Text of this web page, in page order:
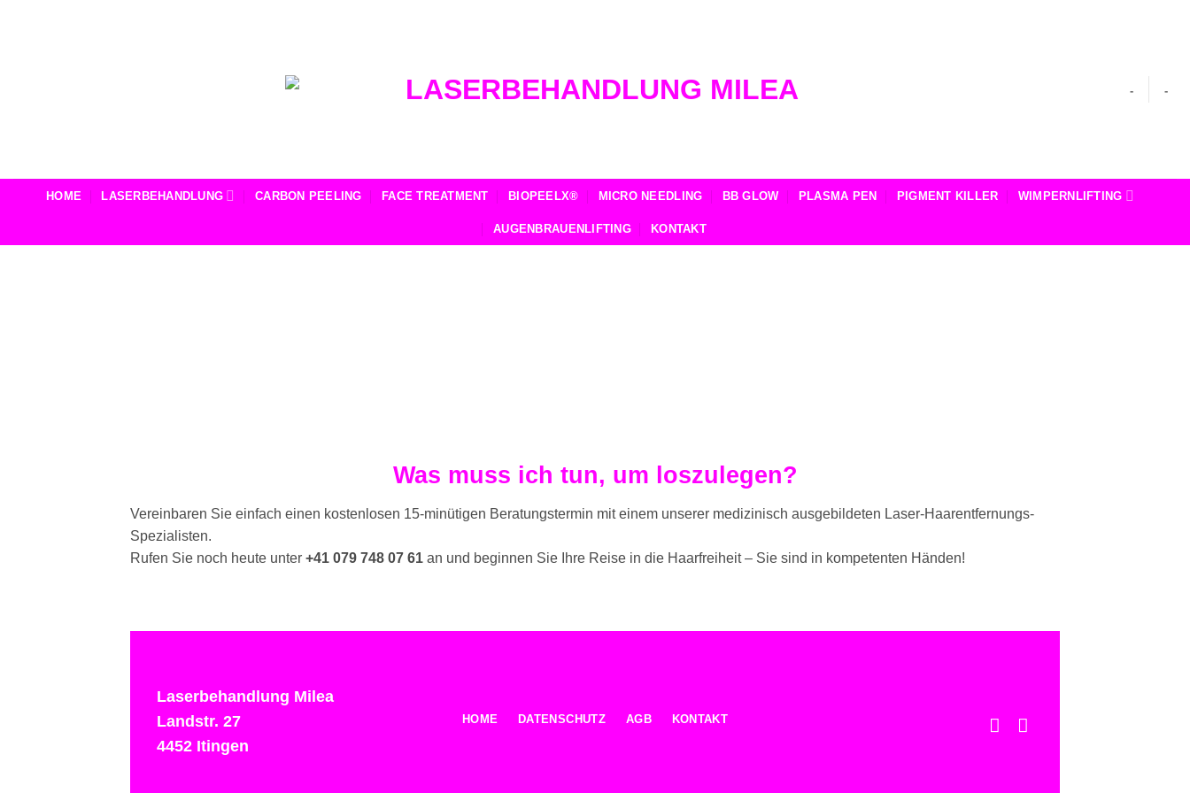
- -
HOME LASERBEHANDLUNG CARBON PEELING FACE TREATMENT BIOPEELX® MICRO NEEDLING BB GLOW PLASMA PEN PIGMENT KILLER WIMPERNLIFTING
AUGENBRAUENLIFTING KONTAKT
Was muss ich tun, um loszulegen?
Vereinbaren Sie einfach einen kostenlosen 15-minütigen Beratungstermin mit einem unserer medizinisch ausgebildeten Laser-Haarentfernungs-
Spezialisten.
Rufen Sie noch heute unter +41 079 748 07 61 an und beginnen Sie Ihre Reise in die Haarfreiheit – Sie sind in kompetenten Händen!
Laserbehandlung Milea
Landstr. 27
4452 Itingen
HOME DATENSCHUTZ AGB KONTAKT